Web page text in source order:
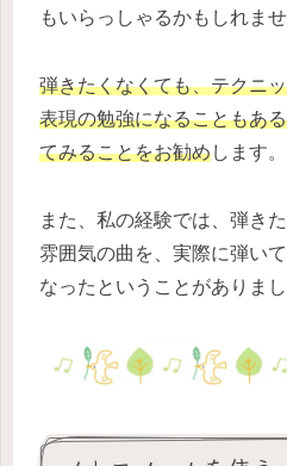
もいらっしゃるかもしれませ
弾きたくなくても、テクニ
表現の勉強になることもあ
てみることをお勧めします。
また、私の経験では、弾き
雰囲気の曲を、実際に弾い
なったということがありまし